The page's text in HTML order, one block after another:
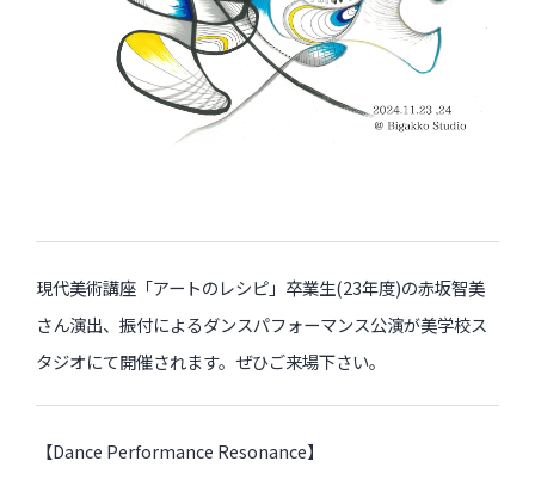
講座レポート
イベント
オープン講座
過去のイベント・オープン講座・展覧会
現代美術講座「アートのレシピ」卒業生(23年度)の赤坂智美
さん演出、振付によるダンスパフォーマンス公演が美学校ス
タジオにて開催されます。ぜひご来場下さい。
【Dance Performance Resonance】